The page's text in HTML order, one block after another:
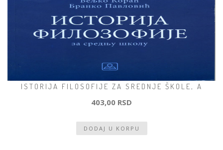
ISTORIJA FILOSOFIJE ZA SREDNJE ŠKOLE, A
403,00 RSD